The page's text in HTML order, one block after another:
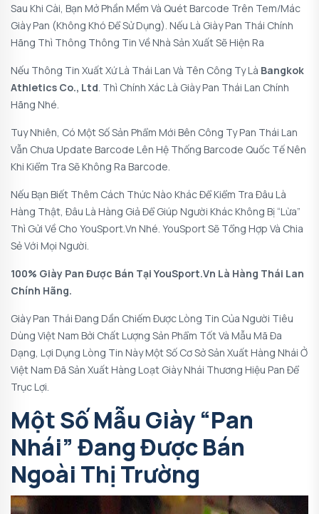
Sau Khi Cài, Bạn Mở Phần Mềm Và Quét Barcode Trên Tem/mác
Giày Pan (không Khó Để Sử Dụng). Nếu Là Giày Pan Thái Chính
Hãng Thì Thông Thông Tin Về Nhà Sản Xuất Sẽ Hiện Ra
Nếu Thông Tin Xuất Xứ Là Thái Lan Và Tên Công Ty Là Bangkok
Athletics Co., Ltd . Thì Chính Xác Là Giày Pan Thái Lan Chính
Hãng Nhé.
Tuy Nhiên, Có Một Số Sản Phẩm Mới Bên Công Ty Pan Thái Lan
Vẫn Chưa Update Barcode Lên Hệ Thống Barcode Quốc Tế Nên
Khi Kiểm Tra Sẽ Không Ra Barcode.
Nếu Bạn Biết Thêm Cách Thức Nào Khác Để Kiểm Tra Đâu Là
Hàng Thật, Đâu Là Hàng Giả Để Giúp Người Khác Không Bị “lừa”
Thì Gửi Về Cho YouSport.vn Nhé. YouSport Sẽ Tổng Hợp Và Chia
Sẻ Với Mọi Người.
100% Giày Pan Được Bán Tại YouSport.vn Là Hàng Thái Lan
Chính Hãng.
Giày Pan Thái Đang Dần Chiếm Được Lòng Tin Của Người Tiêu
Dùng Việt Nam Bởi Chất Lượng Sản Phẩm Tốt Và Mẫu Mã Đa
Dạng, Lợi Dụng Lòng Tin Này Một Số Cơ Sở Sản Xuất Hàng Nhái Ở
Việt Nam Đã Sản Xuất Hàng Loạt Giày Nhái Thương Hiệu Pan Để
Trục Lợi.
Một Số Mẫu Giày “Pan
Nhái” Đang Được Bán
Ngoài Thị Trường